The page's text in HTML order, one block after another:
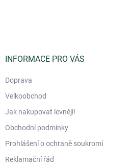
INFORMACE PRO VÁS
Doprava
Velkoobchod
Jak nakupovat levněji!
Obchodní podmínky
Prohlášení o ochraně soukromí
Reklamační řád